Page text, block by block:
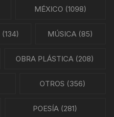
MÉXICO (1098)
(134) MÚSICA (85)
OBRA PLÁSTICA (208)
OTROS (356)
POESÍA (281)